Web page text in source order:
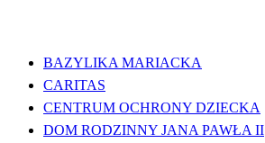
BAZYLIKA MARIACKA
CARITAS
CENTRUM OCHRONY DZIECKA
DOM RODZINNY JANA PAWŁA II